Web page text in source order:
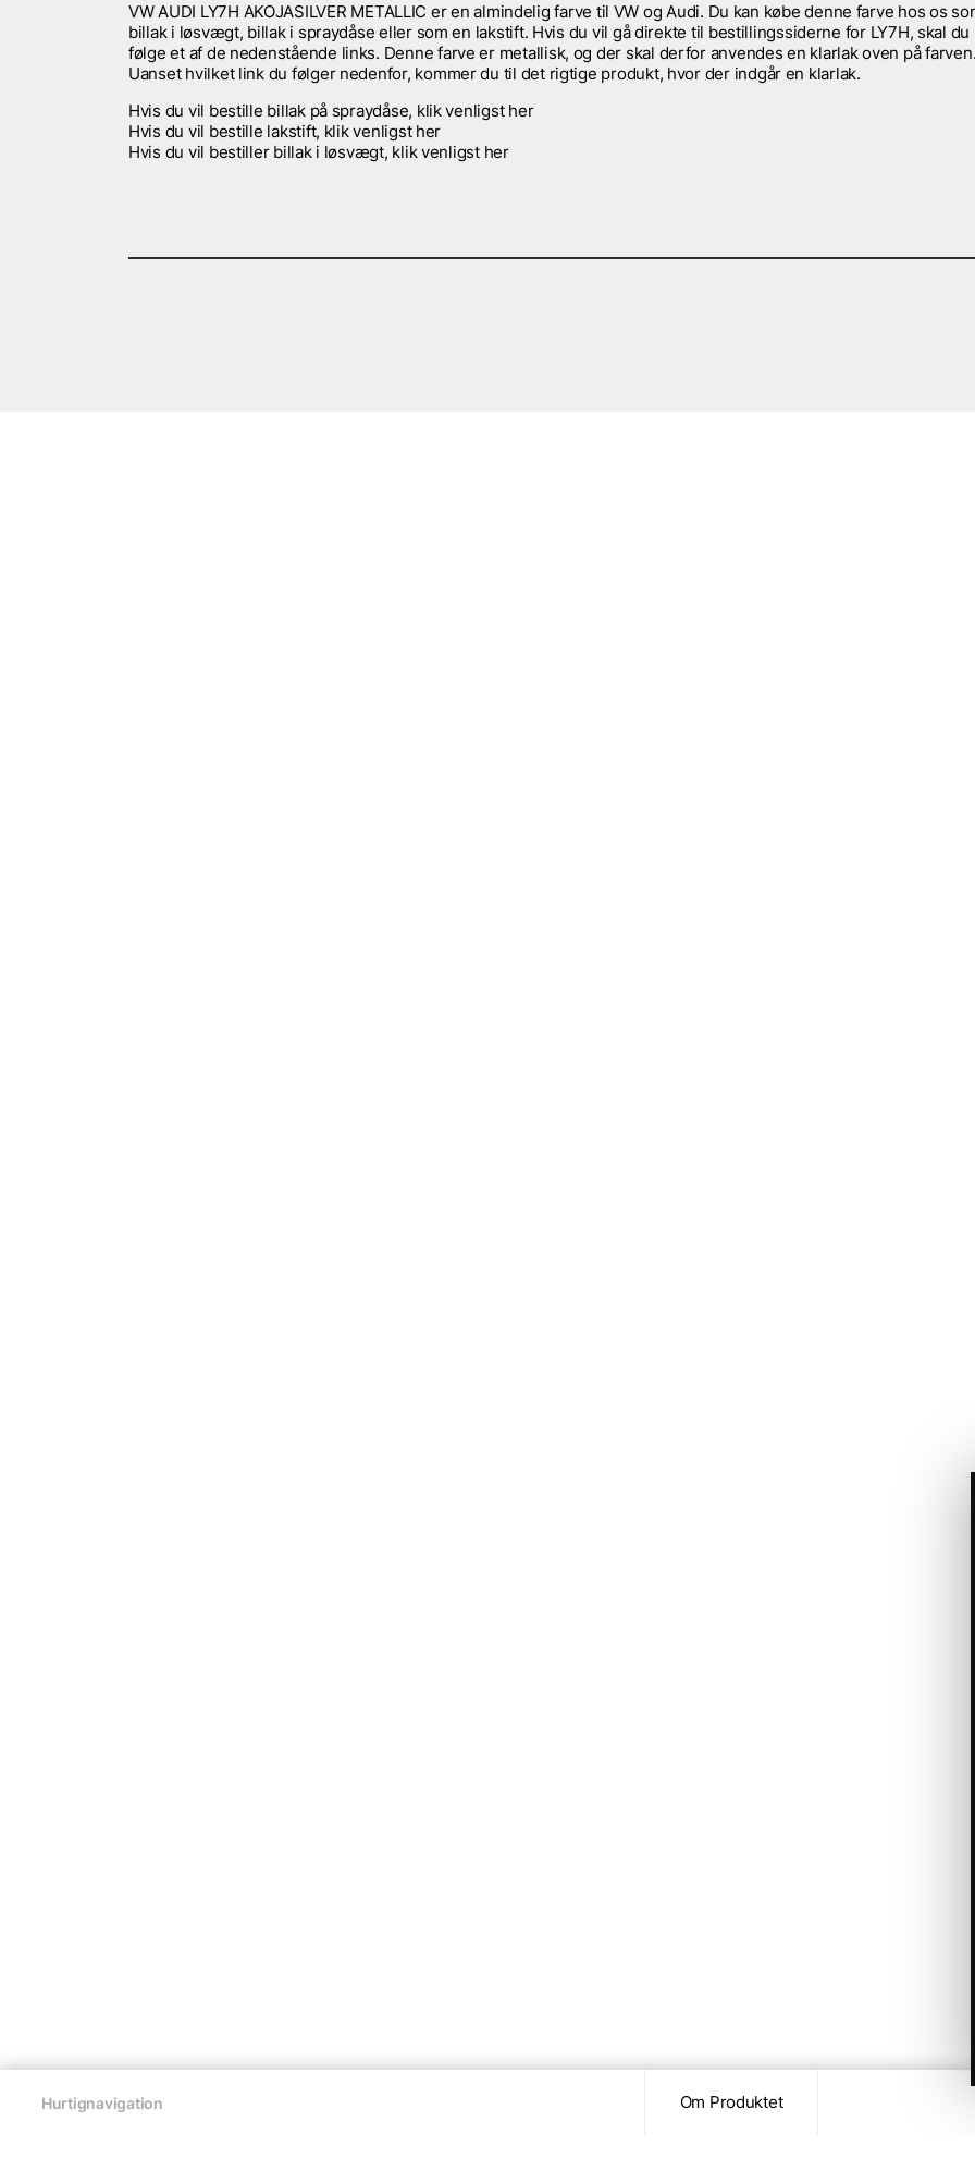
Hurtignavigation Om Produktet
VW AUDI LY7H AKOJASILVER METALLIC er en almindelig farve til VW og Audi. Du kan købe denne farve hos os
billak i løsvægt, billak i spraydåse eller som en lakstift. Hvis du vil gå direkte til bestillingssiderne for LY7H, skal du
følge et af de nedenstående links. Denne farve er metallisk, og der skal derfor anvendes en klarlak oven på
Uanset hvilket link du følger nedenfor, kommer du til det rigtige produkt, hvor der indgår en klarlak.
Hvis du vil bestille billak på spraydåse, klik venligst her
Hvis du vil bestille lakstift, klik venligst her
Hvis du vil bestiller billak i løsvægt, klik venligst her